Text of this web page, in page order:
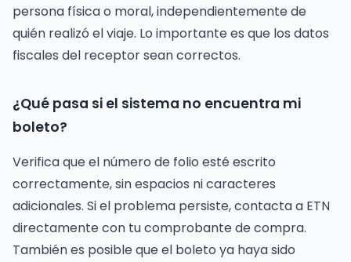
persona física o moral, independientemente de
quién realizó el viaje. Lo importante es que los datos
fiscales del receptor sean correctos.
¿Qué pasa si el sistema no encuentra mi
boleto?
Verifica que el número de folio esté escrito
correctamente, sin espacios ni caracteres
adicionales. Si el problema persiste, contacta a ETN
directamente con tu comprobante de compra.
También es posible que el boleto ya haya sido